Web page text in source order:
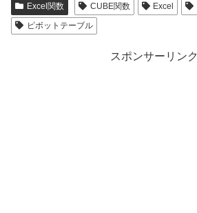
Excel関数 CUBE関数 Excel
ピボットテーブル
スポンサーリンク